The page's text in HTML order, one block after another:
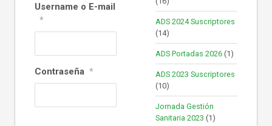
Username o E-mail
*
Contraseña *
ADS 2024 Suscriptores
(14)
ADS Portadas 2026 (1)
ADS 2023 Suscriptores
(10)
Jornada Gestión
Sanitaria 2023 (1)